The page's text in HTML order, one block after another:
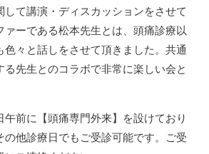
して講演・ディスカッションをさせて
ァーである松本先生とは、頭痛診療以
色々と話しをさせて頂きました。共通
先生とのコラボで非常に楽しい会と
午前に【頭痛専門外来】を設けており
の他診療日でもご受診可能です。ご受